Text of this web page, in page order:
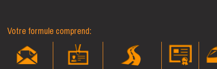
Votre formule comprend: